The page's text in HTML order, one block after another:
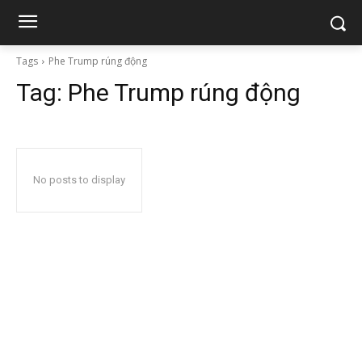
Tags Phe Trump rúng động
Tag: Phe Trump rúng động
No posts to display